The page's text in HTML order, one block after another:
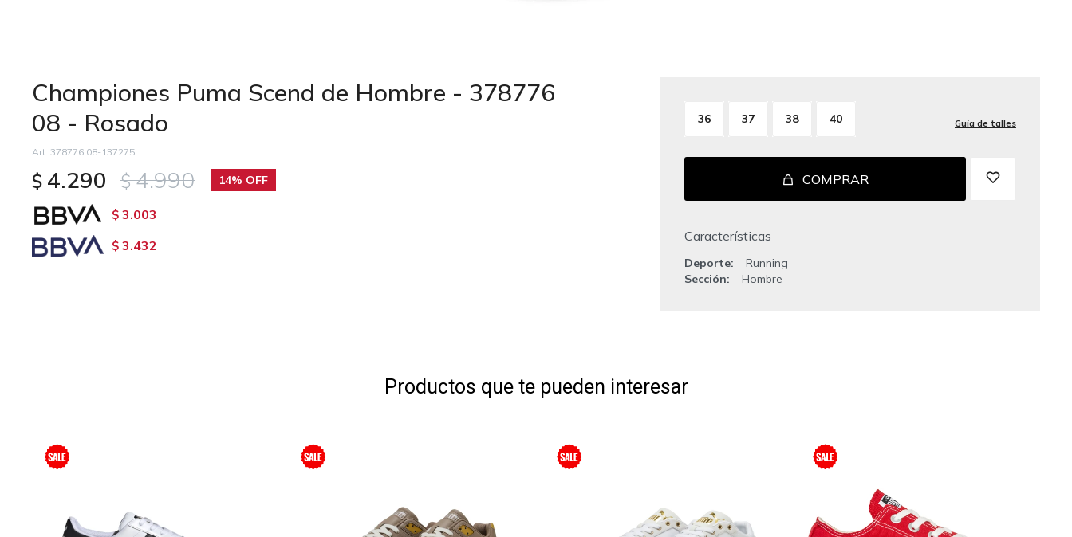
Championes Puma Scend de Hombre - 378776
08 - Rosado
378776 08-137275
$ 4.290 $ 4.990 14
$ 3.003
$ 3.432
36 37 38 40 Guía de talles
COMPRAR
Características
Deporte
Running
Sección
Hombre
Productos que te pueden interesar